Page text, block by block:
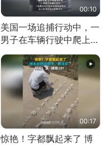
00:10
美国一场追捕行动中，一
男子在车辆行驶中爬上车
顶跳舞。（新京报）
00:17
惊艳！字都飘起来了 博